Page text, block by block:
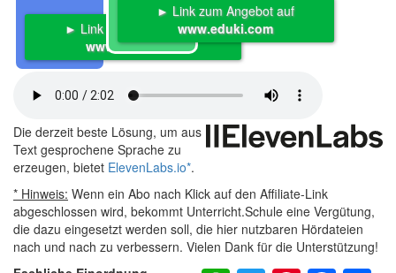
► Link zum Angebot auf
www.eduki.com
► Link zum Angebot auf
www.eduki.com
Die derzeit beste Lösung, um aus
Text gesprochene Sprache zu
erzeugen, bietet ElevenLabs.io*.
* Hinweis: Wenn ein Abo nach Klick auf den Affiliate-Link
abgeschlossen wird, bekommt Unterricht.Schule eine Vergütung,
die dazu eingesetzt werden soll, die hier nutzbaren Hördateien
nach und nach zu verbessern. Vielen Dank für die Unterstützung!